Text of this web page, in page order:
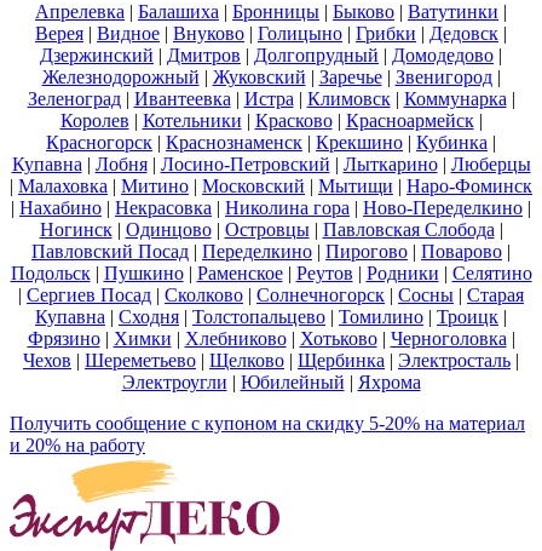
Апрелевка | Балашиха | Бронницы | Быково | Ватутинки |
Верея | Видное | Внуково | Голицыно | Грибки | Дедовск |
Дзержинский | Дмитров | Долгопрудный | Домодедово |
Железнодорожный | Жуковский | Заречье| Звенигород|
Зеленоград| Ивантеевка | Истра | Климовск| Коммунарка |
Королев | Котельники | Красково| Красноармейск|
Красногорск | Краснознаменск | Крекшино | Кубинка |
Купавна | Лобня| Лосино-Петровский | Лыткарино| Люберцы
| Малаховка | Митино | Московский | Мытищи | Наро-Фоминск
| Нахабино | Некрасовка | Николина гора | Ново-Переделкино |
Ногинск| Одинцово| Островцы| Павловская Слобода |
Павловский Посад | Переделкино | Пирогово | Поварово |
Подольск| Пушкино| Раменское| Реутов | Родники | Селятино
| Сергиев Посад | Сколково | Солнечногорск | Сосны | Старая
Купавна | Сходня | Толстопальцево | Томилино | Троицк |
Фрязино| Химки | Хлебниково| Хотьково| Черноголовка |
Чехов | Шереметьево | Щелково | Щербинка | Электросталь |
Электроугли | Юбилейный | Яхрома
Получить сообщение с купоном на скидку 5-20% на материал
и 20% на работу